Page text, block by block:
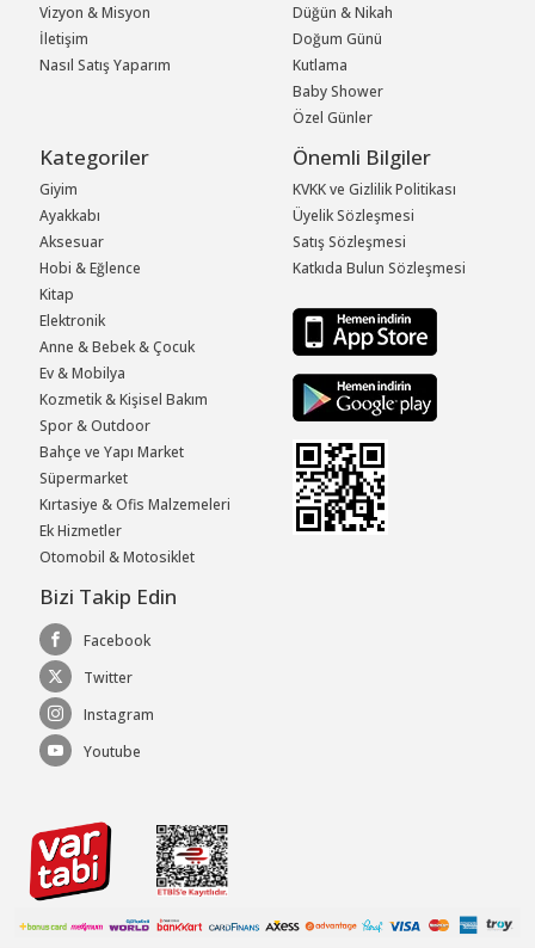
Vizyon & Misyon
İletişim
Nasıl Satış Yaparım
Düğün & Nikah
Doğum Günü
Kutlama
Baby Shower
Özel Günler
Kategoriler
Giyim
Ayakkabı
Aksesuar
Hobi & Eğlence
Kitap
Elektronik
Anne & Bebek & Çocuk
Ev & Mobilya
Kozmetik & Kişisel Bakım
Spor & Outdoor
Bahçe ve Yapı Market
Süpermarket
Kırtasiye & Ofis Malzemeleri
Ek Hizmetler
Otomobil & Motosiklet
Önemli Bilgiler
KVKK ve Gizlilik Politikası
Üyelik Sözleşmesi
Satış Sözleşmesi
Katkıda Bulun Sözleşmesi
Bizi Takip Edin
Facebook
Twitter
Instagram
Youtube